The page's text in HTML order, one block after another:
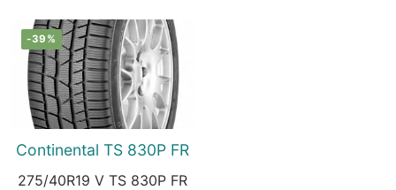
-39%
Continental TS 830P FR
275/40R19 V TS 830P FR